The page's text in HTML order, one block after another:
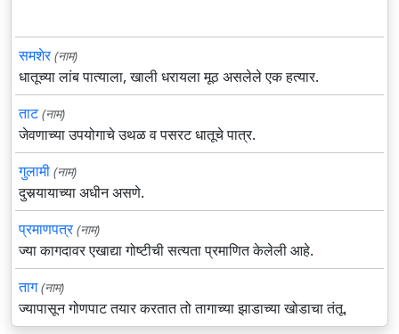
समशेर (नाम)
धातूच्या लांब पात्याला, खाली धरायला मूठ असलेले एक हत्यार.
ताट (नाम)
जेवणाच्या उपयोगाचे उथळ व पसरट धातूचे पात्र.
गुलामी (नाम)
दुसर्‍यायाच्या अधीन असणे.
प्रमाणपत्र (नाम)
ज्या कागदावर एखाद्या गोष्टीची सत्यता प्रमाणित केलेली आहे.
ताग (नाम)
ज्यापासून गोणपाट तयार करतात तो तागाच्या झाडाच्या खोडाचा तंतू.